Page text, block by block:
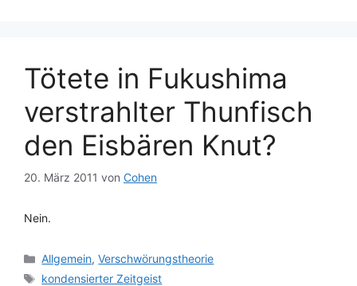
Tötete in Fukushima
verstrahlter Thunfisch
den Eisbären Knut?
20. März 2011 von Cohen
Nein.
Kategorien
Allgemein,Verschwörungstheorie
Schlagwörter
kondensierter Zeitgeist